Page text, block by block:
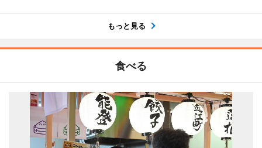
もっと見る
食べる